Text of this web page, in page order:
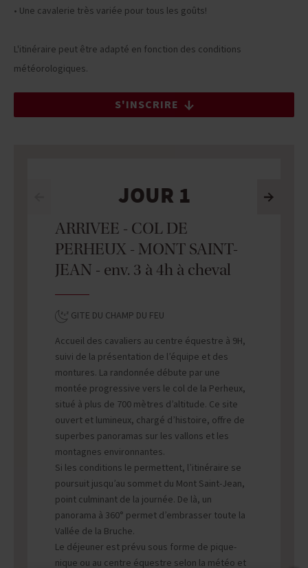
• Une cavalerie très variée pour tous les goûts!
L'itinéraire peut être adapté en fonction des conditions
météorologiques.
S'INSCRIRE
JOUR 1
ARRIVEE - COL DE
PERHEUX - MONT SAINT-
JEAN - env. 3 à 4h à cheval
GITE DU CHAMP DU FEU
Accueil des cavaliers au centre équestre à 9H,
suivi de la présentation de l’équipe et des
montures. La randonnée débute par une
montée progressive vers le col de la Perheux,
situé à plus de 700 mètres d’altitude. Ce site
ouvert et lumineux, chargé d’histoire, offre de
superbes panoramas sur les vallons et les
montagnes environnantes.
Si les conditions le permettent, l’itinéraire se
poursuit jusqu’au sommet du Mont Saint-Jean,
point culminant de la journée. De là, un
panorama à 360° permet d’embrasser toute la
Vallée de la Bruche.
Le déjeuner est prévu sous forme de pique-
nique ou au centre équestre selon la météo et